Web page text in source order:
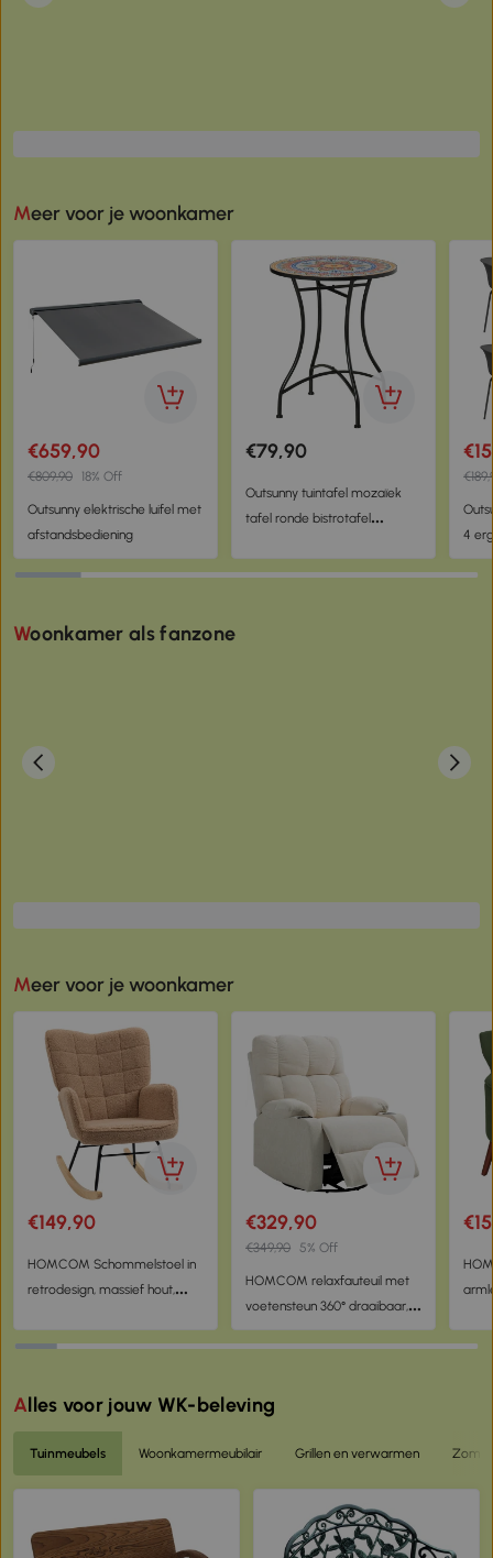
Meer voor je woonkamer
€659,90
€809,90 18% Off
Outsunny elektrische luifel met
afstandsbediening
€79,90
Outsunny tuintafel mozaïek
tafel ronde bistrotafel
4
Woonkamer als fanzone
Meer voor je woonkamer
€149,90
HOMCOM Schommelstoel in
retrodesign, massief hout,
71 cm x 101 cm, bruin
€329,90
€349,90 5% Off
HOMCOM relaxfauteuil met
voetensteun 360° draaibaar,
88 x 96 x 108 cm, Beige
Alles voor jouw WK-beleving
Tuinmeubels Woonkamermeubilair Grillen en verwarmen